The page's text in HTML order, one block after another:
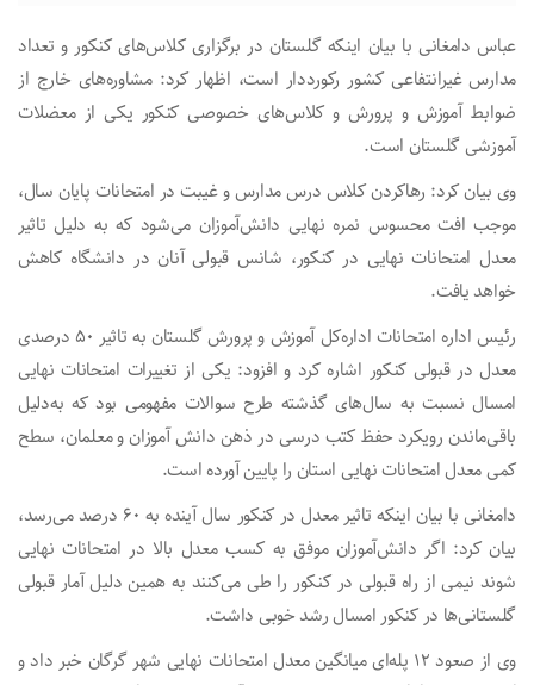
عباس دامغانی با بیان اینکه گلستان در برگزاری کلاس‌های کنکور و تعداد
مدارس غیرانتفاعی کشور رکورددار است، اظهار کرد: مشاوره‌های خارج از
ضوابط آموزش و پرورش و کلاس‌های خصوصی کنکور یکی از معضلات
آموزشی گلستان است.
وی بیان کرد: رهاکردن کلاس درس مدارس و غیبت در امتحانات پایان سال،
موجب افت محسوس نمره نهایی دانش‌آموزان می‌شود که به دلیل تاثیر
معدل امتحانات نهایی در کنکور، شانس قبولی آنان در دانشگاه کاهش
خواهد یافت.
رئیس اداره امتحانات اداره‌کل آموزش و پرورش گلستان به تاثیر ۵۰ درصدی
معدل در قبولی کنکور اشاره کرد و افزود: یکی از تغییرات امتحانات نهایی
امسال نسبت به سال‌های گذشته طرح سوالات مفهومی بود که به‌دلیل
باقی‌ماندن رویکرد حفظ کتب درسی در ذهن دانش آموزان و معلمان، سطح
کمی معدل امتحانات نهایی استان را پایین آورده است.
دامغانی با بیان اینکه تاثیر معدل در کنکور سال آینده به ۶۰ درصد می‌رسد،
بیان کرد: اگر دانش‌آموزان موفق به کسب معدل بالا در امتحانات نهایی
شوند نیمی از راه قبولی در کنکور را طی می‌کنند به همین دلیل آمار قبولی
گلستانی‌ها در کنکور امسال رشد خوبی داشت.
وی از صعود ۱۲ پله‌ای میانگین معدل امتحانات نهایی شهر گرگان خبر داد و